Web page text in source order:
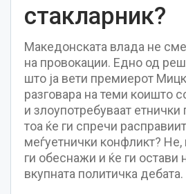
стакларник?
Македонската влада не
на провокации. Едно од
што ја вети премиерот
разговара на теми коишто
и злоупотребуваат
тоа ќе ги спречи
меѓуетнички конфликт? Не,
ги обеснажи и ќе ги остави
вкупната политичка дебата.